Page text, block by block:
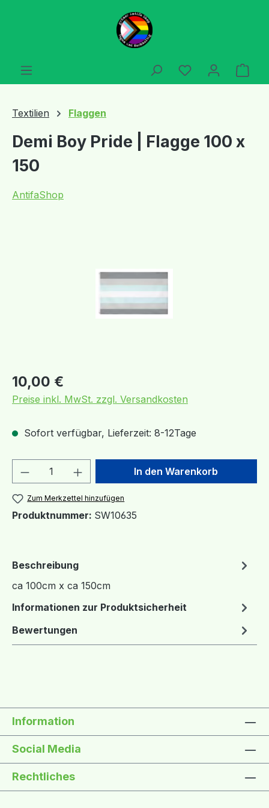
Zum Hauptinhalt springen
Du hast 0
Textilien Flaggen
Demi Boy Pride | Flagge 100 x
150
AntifaShop
Regulärer Preis:
10,00 €
Preise inkl. MwSt. zzgl. Versandkosten
Sofort verfügbar, Lieferzeit: 8-12Tage
Produkt Anzahl: Gib denIn den Warenkorb
Zum Merkzettel hinzufügen
Produktnummer: SW10635
Beschreibung
ca 100cm x ca 150cm
Informationen zur Produktsicherheit
Bewertungen
Information
Social Media
Rechtliches